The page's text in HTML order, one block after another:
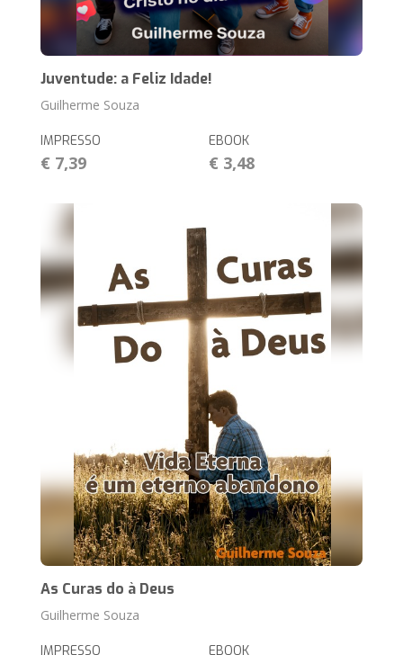
Juventude: a Feliz Idade!
Guilherme Souza
IMPRESSO
€ 7,39
EBOOK
€ 3,48
As Curas do à Deus
Guilherme Souza
IMPRESSO EBOOK